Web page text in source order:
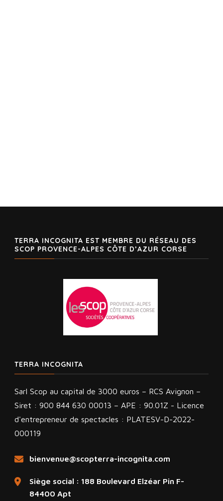
TERRA INCOGNITA EST MEMBRE DU RÉSEAU DES
SCOP PROVENCE-ALPES CÔTE D’AZUR CORSE
TERRA INCOGNITA
Sarl Scop au capital de 3000 euros – RCS Avignon –
Siret : 900 844 630 00013 – APE : 90.01Z - Licence
d'entrepreneur de spectacles : PLATESV-D-2022-
000119
bienvenue@scopterra-incognita.com
Siège social : 188 Boulevard Elzéar Pin F-
84400 Apt